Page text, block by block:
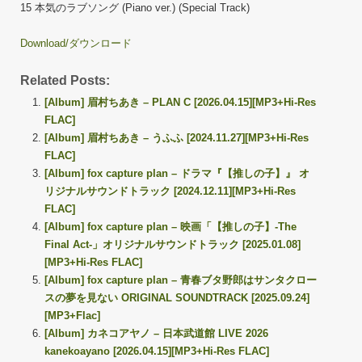
15 本気のラブソング (Piano ver.) (Special Track)
Download/ダウンロード
Related Posts:
[Album] 眉村ちあき – PLAN C [2026.04.15][MP3+Hi-Res
FLAC]
[Album] 眉村ちあき – うふふ [2024.11.27][MP3+Hi-Res
FLAC]
[Album] fox capture plan – ドラマ『【推しの子】』 オ
リジナルサウンドトラック [2024.12.11][MP3+Hi-Res
FLAC]
[Album] fox capture plan – 映画「【推しの子】-The
Final Act-」オリジナルサウンドトラック [2025.01.08]
[MP3+Hi-Res FLAC]
[Album] fox capture plan – 青春ブタ野郎はサンタクロー
スの夢を見ない ORIGINAL SOUNDTRACK [2025.09.24]
[MP3+Flac]
[Album] カネコアヤノ – 日本武道館 LIVE 2026
kanekoayano [2026.04.15][MP3+Hi-Res FLAC]